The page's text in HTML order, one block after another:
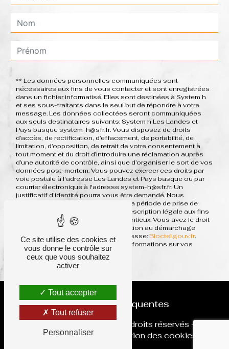
** Les données personnelles communiquées sont
nécessaires aux fins de vous contacter et sont enregistrées
dans un fichier informatisé. Elles sont destinées à System h
et ses sous-traitants dans le seul but de répondre à votre
message. Les données collectées seront communiquées
aux seuls destinataires suivants: System h Les Landes et
Pays basque system-h@sfr.fr. Vous disposez de droits
d’accès, de rectification, d’effacement, de portabilité, de
limitation, d’opposition, de retrait de votre consentement à
tout moment et du droit d’introduire une réclamation auprès
d’une autorité de contrôle, ainsi que d’organiser le sort de vos
données post-mortem. Vous pouvez exercer ces droits par
voie postale à l'adresse Les Landes et Pays basque ou par
courrier électronique à l'adresse system-h@sfr.fr. Un
justificatif d'identité pourra vous être demandé. Nous
conservons vos données pendant la période de prise de
contact puis pendant la durée de prescription légale aux fins
probatoires et de gestion des contentieux. Vous avez le droit
de vous inscrire sur la liste d'opposition au démarchage
téléphonique, disponible à cette adresse:Bloctel.gouv.fr.
Consultez le site cnil.fr pour plus d’informations sur vos
droits.
Recherches fréquentes
- 2026 - Tous droits réservés -
Mentions légales
Gestion des cookies
Ce site utilise des cookies et
vous donne le contrôle sur
ceux que vous souhaitez
activer
Tout accepter
Tout refuser
Personnaliser